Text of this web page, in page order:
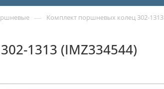
— Комплект поршневых колец 302-1313
1313 (IMZ334544)